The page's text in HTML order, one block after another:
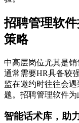
招聘管理软
策略
中高层岗位尤其是销
通常需要HR具备较
监在邀约时往往会
题。招聘管理软件为
智能话术库，助